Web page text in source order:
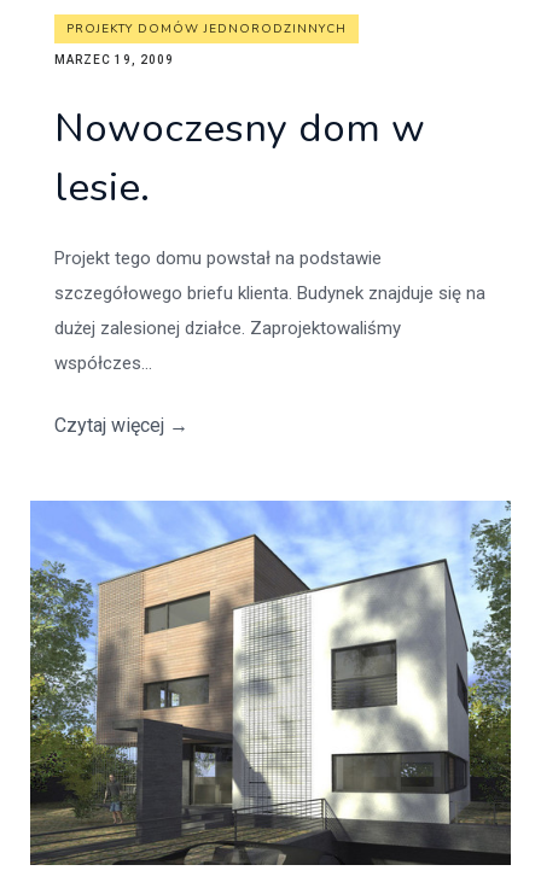
PROJEKTY DOMÓW JEDNORODZINNYCH
MARZEC 19, 2009
Nowoczesny dom w
lesie.
Projekt tego domu powstał na podstawie
szczegółowego briefu klienta. Budynek znajduje się na
dużej zalesionej działce. Zaprojektowaliśmy
współczes...
Czytaj więcej →